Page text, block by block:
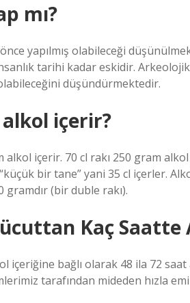
mı?
yapılmış olabileceği
tarihi kadar eskidir.
düşündürmektedir.
alkol içerir?
içerir. 70 cl rakı 250 gram alkol
bir tane” yani 35 cl içerler.
gramdır (bir duble rakı).
Kaç Saatte
içeriğine bağlı olarak 48 ila 72
tarafından mideden hızla